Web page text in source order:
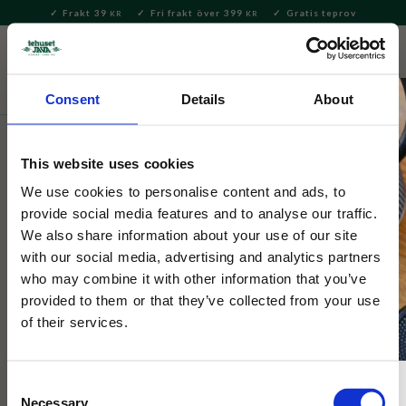
Consent Details About
This website uses cookies
We use cookies to personalise content and ads, to
provide social media features and to analyse our traffic.
We also share information about your use of our site
with our social media, advertising and analytics partners
who may combine it with other information that you’ve
provided to them or that they’ve collected from your use
of their services.
Necessary
Meny
Frakt 39 KR Fri frakt över 399 KR Gratis teprov
Hem & Inredningsdetaljer
Hanataba Blomsterfakir 34mm
Blomsterfakir, Kenzan, Pinnsvin, igelkott! Kärt barn har många
namn. Fantastiskt hjälpmedel för att skapa vackra och stilrena
blomsterarrangemang.